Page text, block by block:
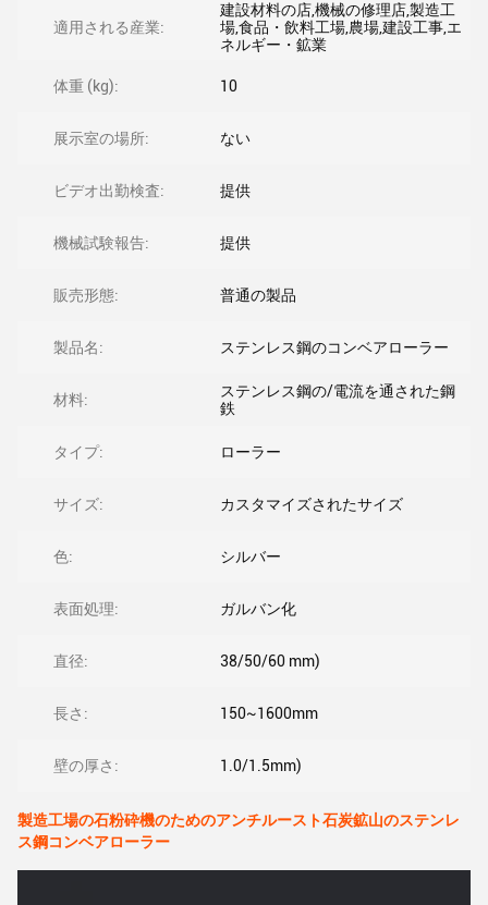
適用される産業:
建設材料の店,機械の修理店,製造工
場,食品・飲料工場,農場,建設工事,エ
ネルギー・鉱業
体重 (kg): 10
展示室の場所: ない
ビデオ出勤検査: 提供
機械試験報告: 提供
販売形態: 普通の製品
製品名: ステンレス鋼のコンベアローラー
材料:
ステンレス鋼の/電流を通された鋼
鉄
タイプ: ローラー
サイズ: カスタマイズされたサイズ
色: シルバー
表面処理: ガルバン化
直径: 38/50/60 mm)
長さ: 150~1600mm
壁の厚さ: 1.0/1.5mm)
製造工場の石粉砕機のためのアンチルースト石炭鉱山のステンレ
ス鋼コンベアローラー